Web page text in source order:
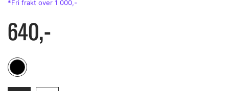
640,-